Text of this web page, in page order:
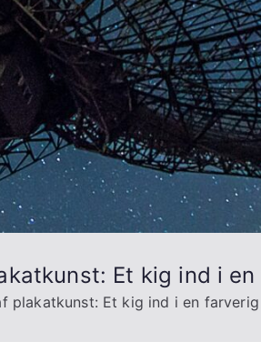
Et kig ind i
plakatkunst: Et kig ind i en